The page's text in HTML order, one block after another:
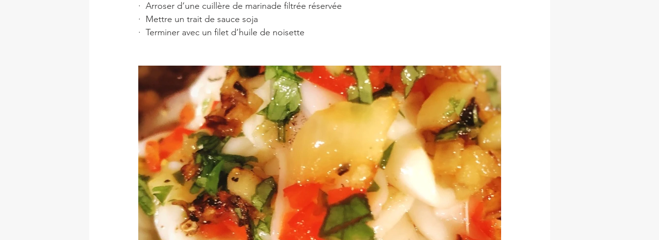
·  Arroser d’une cuillère de marinade filtrée réservée
·  Mettre un trait de sauce soja
·  Terminer avec un filet d’huile de noisette